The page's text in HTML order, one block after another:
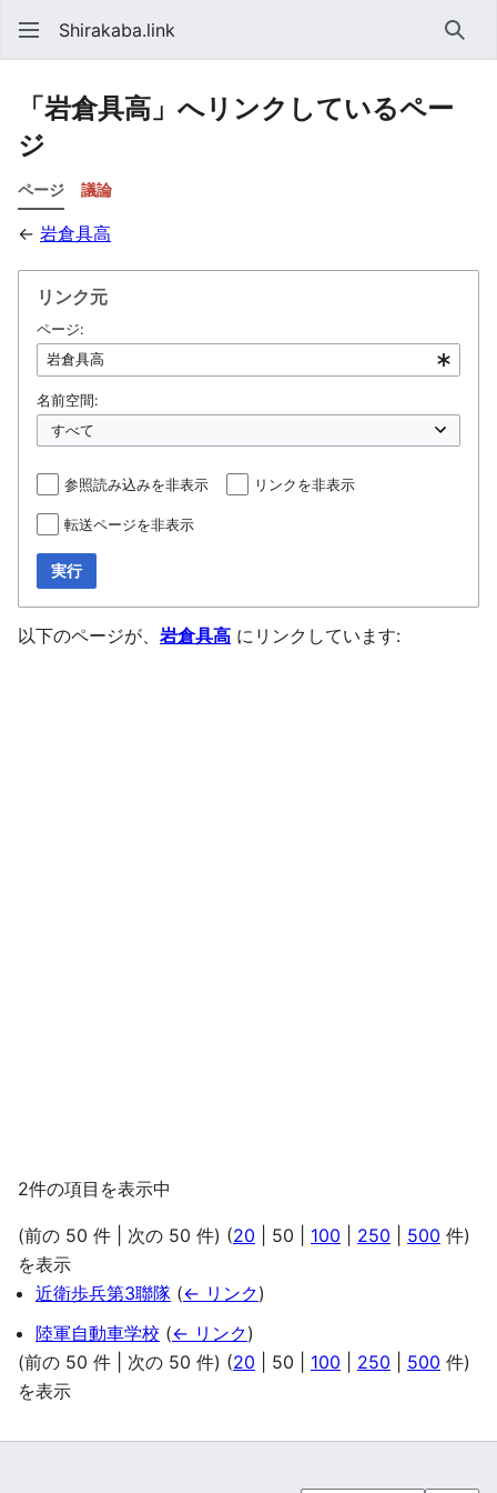
Shirakaba.link 検索
「岩倉具高」へリンクしているペー
ジ
ページ 議論
← 岩倉具高
リンク元
ページ:
名前空間:
参照読み込みを非表示 リンクを非表示
転送ページを非表示
実行
以下のページが、 岩倉具高 にリンクしています:
2件の項目を表示中
(前の 50 件 次の 50 件) (20 50 100 250 500 件)
を表示
近衛歩兵第3聯隊 (← リンク)
陸軍自動車学校 (← リンク)
(前の 50 件 次の 50 件) (20 50 100 250 500 件)
を表示